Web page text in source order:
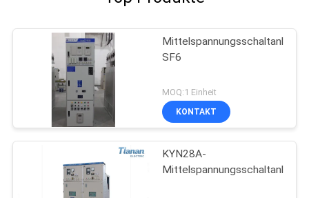
Mittelspannungsschaltanlage
SF6
MOQ:1 Einheit
KONTAKT
KYN28A-
Mittelspannungsschaltanlage